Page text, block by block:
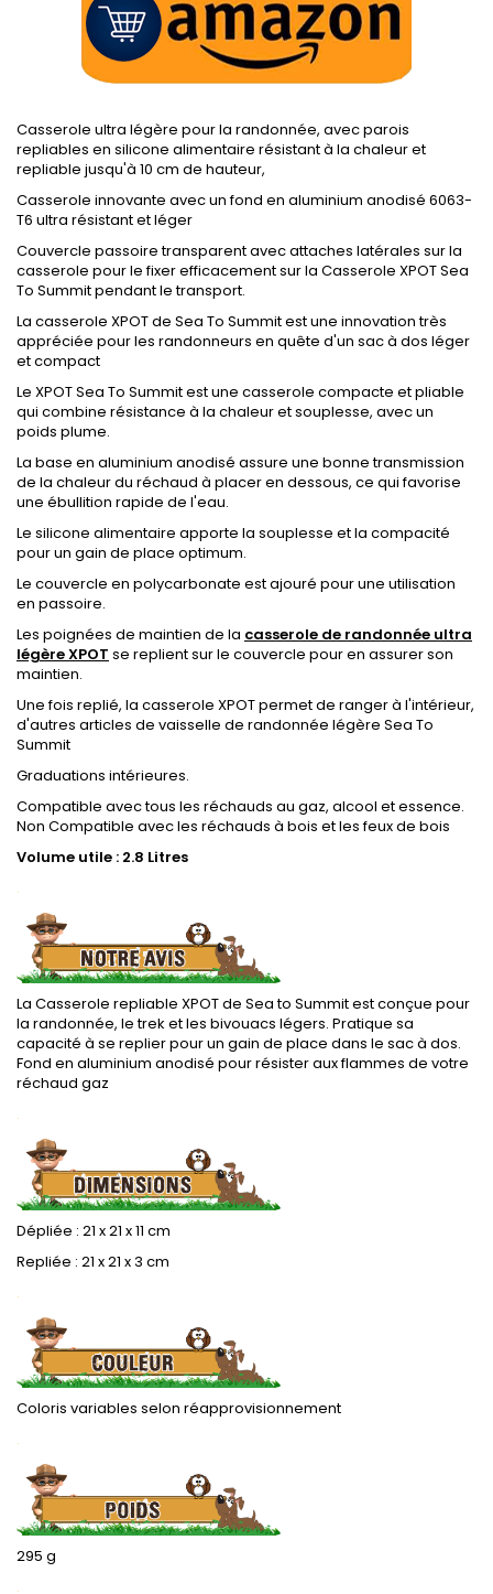
Casserole ultra légère pour la randonnée, avec parois
repliables en silicone alimentaire résistant à la chaleur et
repliable jusqu'à 10 cm de hauteur,
Casserole innovante avec un fond en aluminium anodisé 6063-
T6 ultra résistant et léger
Couvercle passoire transparent avec attaches latérales sur la
casserole pour le fixer efficacement sur la Casserole XPOT Sea
To Summit pendant le transport.
La casserole XPOT de Sea To Summit est une innovation très
appréciée pour les randonneurs en quête d'un sac à dos léger
et compact
Le XPOT Sea To Summit est une casserole compacte et pliable
qui combine résistance à la chaleur et souplesse, avec un
poids plume.
La base en aluminium anodisé assure une bonne transmission
de la chaleur du réchaud à placer en dessous, ce qui favorise
une ébullition rapide de l'eau.
Le silicone alimentaire apporte la souplesse et la compacité
pour un gain de place optimum.
Le couvercle en polycarbonate est ajouré pour une utilisation
en passoire.
Les poignées de maintien de la casserole de randonnée ultra
légère XPOT se replient sur le couvercle pour en assurer son
maintien.
Une fois replié, la casserole XPOT permet de ranger à l'intérieur,
d'autres articles de vaisselle de randonnée légère Sea To
Summit
Graduations intérieures.
Compatible avec tous les réchauds au gaz, alcool et essence.
Non Compatible avec les réchauds à bois et les feux de bois
Volume utile : 2.8 Litres
.
La Casserole repliable XPOT de Sea to Summit est conçue pour
la randonnée, le trek et les bivouacs légers. Pratique sa
capacité à se replier pour un gain de place dans le sac à dos.
Fond en aluminium anodisé pour résister aux flammes de votre
réchaud gaz
.
Dépliée : 21 x 21 x 11 cm
Repliée : 21 x 21 x 3 cm
.
Coloris variables selon réapprovisionnement
.
295 g
.